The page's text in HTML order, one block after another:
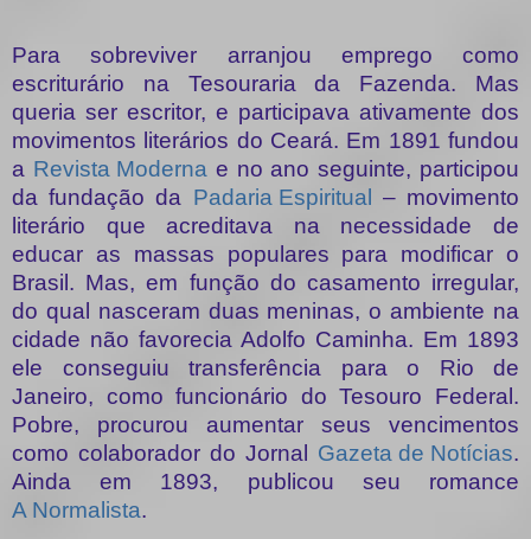
Para sobreviver arranjou emprego como
escriturário na Tesouraria da Fazenda. Mas
queria ser escritor, e participava ativamente dos
movimentos literários do Ceará. Em 1891 fundou
a Revista Moderna e no ano seguinte, participou
da fundação da Padaria Espiritual
– movimento
literário que acreditava na necessidade de
educar as massas populares para modificar o
Brasil. Mas, em função do casamento irregular,
do qual nasceram duas meninas, o ambiente na
cidade não favorecia Adolfo Caminha. Em 1893
ele conseguiu transferência para o Rio de
Janeiro, como funcionário do Tesouro Federal.
Pobre, procurou aumentar seus vencimentos
como colaborador do Jornal Gazeta de Notícias.
Ainda em 1893, publicou seu romance
A Normalista.